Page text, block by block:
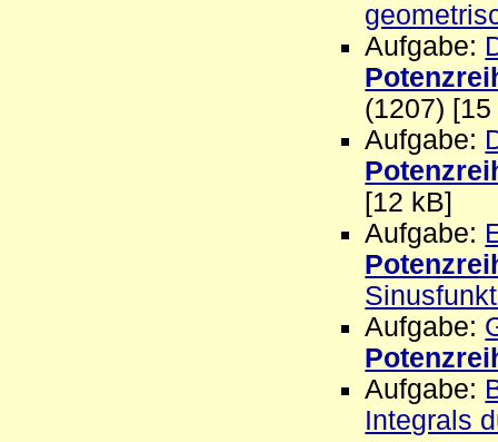
Aufgabe:
(1207)
Aufgabe:
[12 kB]
Aufgabe:
Aufgabe:
Aufgabe:
Integrals